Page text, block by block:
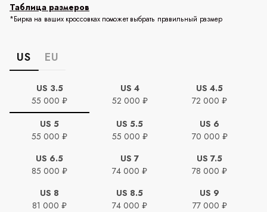
Таблица размеров
*Бирка на ваших кроссовках поможет выбрать правильный размер
US EU
US 3.5
55 000 ₽
US 4
52 000 ₽
US 4.5
72 000 ₽
US 5
55 000 ₽
US 5.5
55 000 ₽
US 6
70 000 ₽
US 6.5
85 000 ₽
US 7
74 000 ₽
US 7.5
78 000 ₽
US 8
81 000 ₽
US 8.5
74 000 ₽
US 9
77 000 ₽